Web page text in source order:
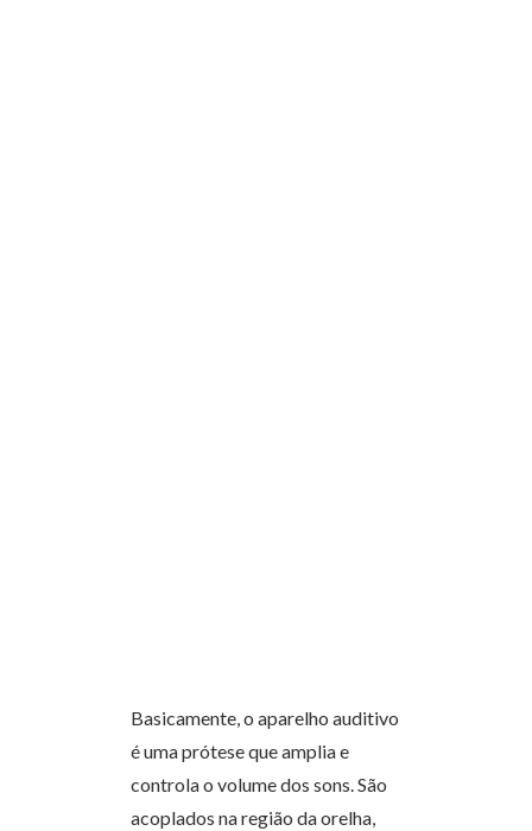
Basicamente, o aparelho auditivo
é uma prótese que amplia e
controla o volume dos sons. São
acoplados na região da orelha,